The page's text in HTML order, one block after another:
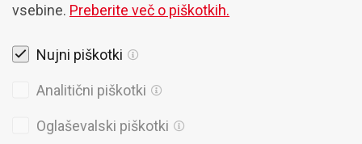
vsebine. Preberite več o piškotkih.
Nujni piškotki
Analitični piškotki
Oglaševalski piškotki